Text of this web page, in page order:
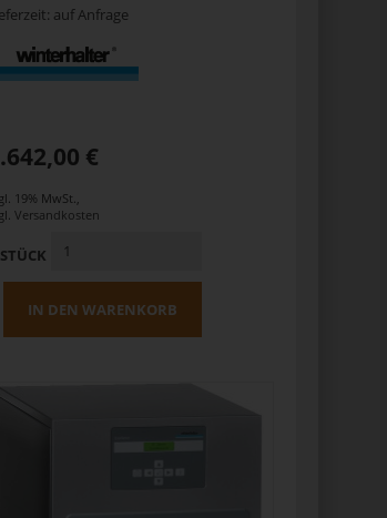
auf Anfrage
€
19% MwSt.
Versandkosten
STÜCK
IN DEN WARENKORB